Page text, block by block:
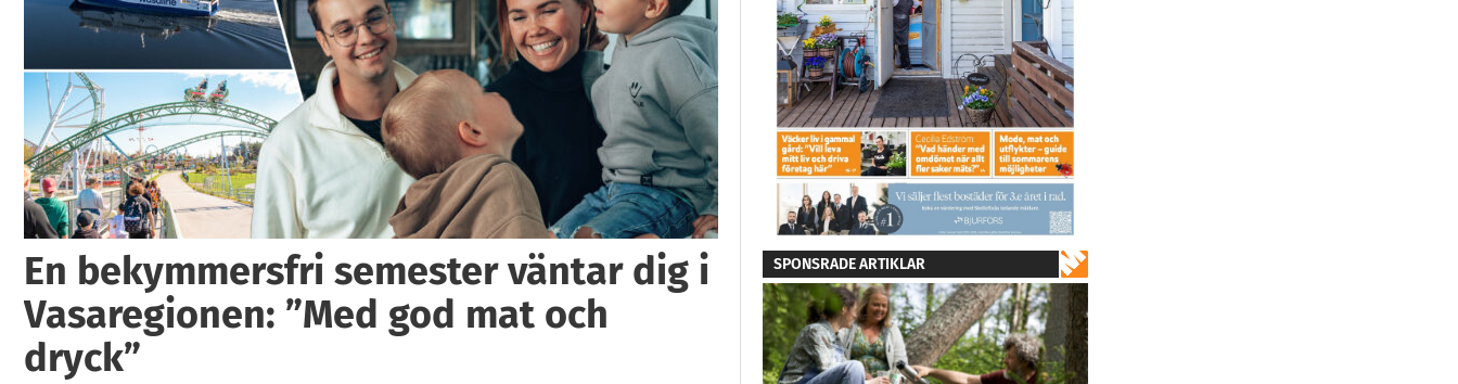
En bekymmersfri semester väntar dig i
Vasaregionen: ”Med god mat och
dryck”
SPONSRADE ARTIKLAR